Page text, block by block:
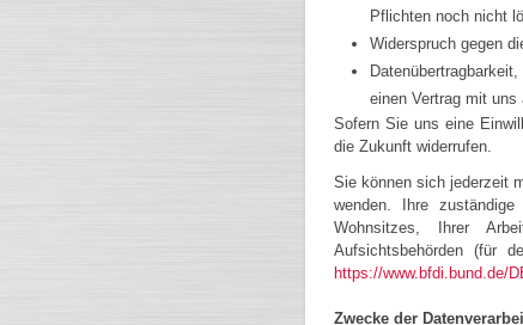
Pflichten noch nicht
Widerspruch gegen
einen Vertrag mit
Sofern Sie uns eine
die Zukunft widerrufen.
Sie können sich jederzeit
wenden. Ihre
Wohnsitzes, Ihrer
Aufsichtsbehörden (für
https://www.bfdi.bund.de/
Zwecke der